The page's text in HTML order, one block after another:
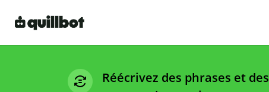
Réécrivez des phrases et des